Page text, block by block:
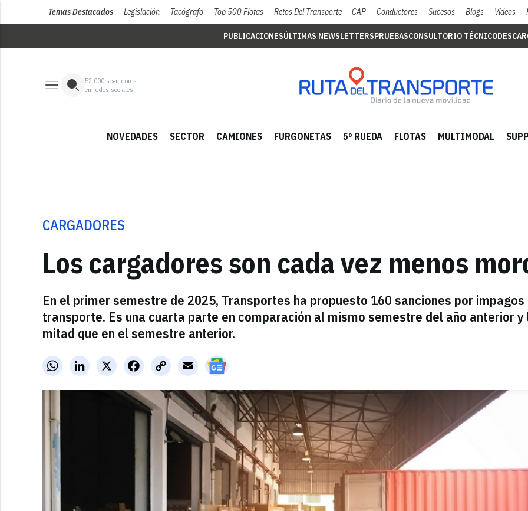
Temas Destacados Legislación Tacógrafo Top 500 Flotas Retos Del Transporte CAP Conductores Sucesos Blogs Vídeos
PUBLICACIONESÚLTIMAS NEWSLETTERSPRUEBASCONSULTORIO TÉCNICO
52,000 seguidores
en redes sociales
NOVEDADES SECTOR CAMIONES FURGONETAS 5º RUEDA FLOTAS MULTIMODAL
CARGADORES
Los cargadores son cada vez menos
En el primer semestre de 2025, Transportes ha propuesto 160 sanciones por impagos
transporte. Es una cuarta parte en comparación al mismo semestre del año anterior y
mitad que en el semestre anterior.
WhatsAppLinkedInX FacebookCopy
Link
Email